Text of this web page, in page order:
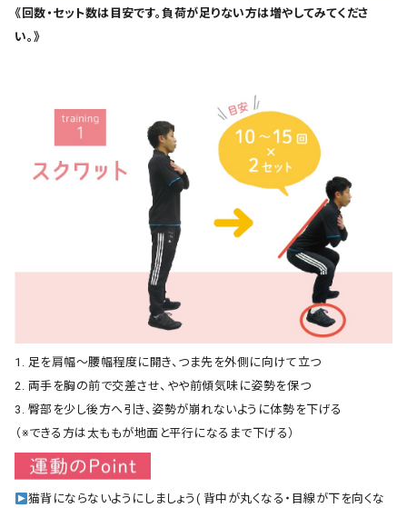
《回数・セット数は目安です。負荷が足りない方は増やしてみてくださ
い。》
1. 足を肩幅～腰幅程度に開き、つま先を外側に向けて立つ
2. 両手を胸の前で交差させ、やや前傾気味に姿勢を保つ
3. 臀部を少し後方へ引き、姿勢が崩れないように体勢を下げる
（※できる方は太ももが地面と平行になるまで下げる）
猫背にならないようにしましょう( 背中が丸くなる・目線が下を向くな